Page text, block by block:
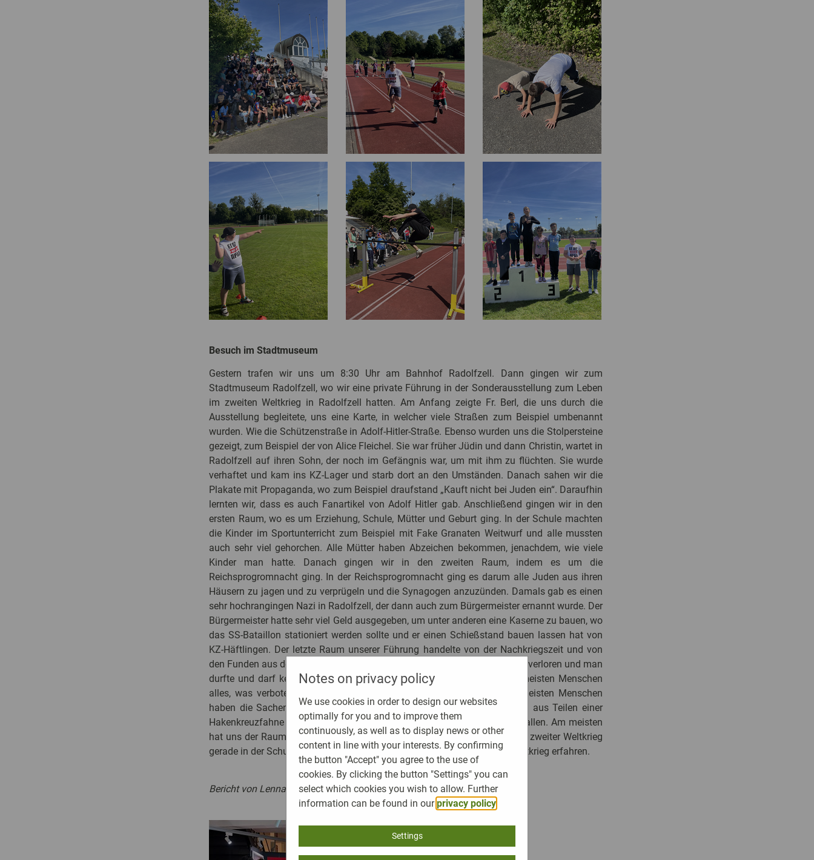
Notes on privacy policy
We use cookies in order to design our websites
optimally for you and to improve them
continuously, as well as to display news or other
content in line with your interests. By confirming
the button "Accept" you agree to the use of
cookies. By clicking the button "Settings" you can
select which cookies you wish to allow. Further
information can be found in ourprivacy policy
Settings
Besuch im Stadtmuseum
Gestern trafen wir uns um 8:30 Uhr am Bahnhof Radolfzell. Dann gingen wir zum
Stadtmuseum Radolfzell, wo wir eine private Führung in der Sonderausstellung zum Leben
im zweiten Weltkrieg in Radolfzell hatten. Am Anfang zeigte Fr. Berl, die uns durch die
Ausstellung begleitete, uns eine Karte, in welcher viele Straßen zum Beispiel umbenannt
wurden. Wie die Schützenstraße in Adolf-Hitler-Straße. Ebenso wurden uns die Stolpersteine
gezeigt, zum Beispiel der von Alice Fleichel. Sie war früher Jüdin und dann Christin, wartet in
Radolfzell auf ihren Sohn, der noch im Gefängnis war, um mit ihm zu flüchten. Sie wurde
verhaftet und kam ins KZ-Lager und starb dort an den Umständen. Danach sahen wir die
Plakate mit Propaganda, wo zum Beispiel draufstand „Kauft nicht bei Juden ein“. Daraufhin
lernten wir, dass es auch Fanartikel von Adolf Hitler gab. Anschließend gingen wir in den
ersten Raum, wo es um Erziehung, Schule, Mütter und Geburt ging. In der Schule machten
die Kinder im Sportunterricht zum Beispiel mit Fake Granaten Weitwurf und alle mussten
auch sehr viel gehorchen. Alle Mütter haben Abzeichen bekommen, jenachdem, wie viele
Kinder man hatte. Danach gingen wir in den zweiten Raum, indem es um die
Reichsprogromnacht ging. In der Reichsprogromnacht ging es darum alle Juden aus ihren
Häusern zu jagen und zu verprügeln und die Synagogen anzuzünden. Damals gab es einen
sehr hochrangingen Nazi in Radolfzell, der dann auch zum Bürgermeister ernannt wurde. Der
Bürgermeister hatte sehr viel Geld ausgegeben, um unter anderen eine Kaserne zu bauen, wo
das SS-Bataillon stationiert werden sollte und er einen Schießstand bauen lassen hat von
KZ-Häftlingen. Der letzte Raum unserer Führung handelte von der Nachkriegszeit und von
den Funden aus dem Bodensee. Deutschland hatte zum Schluss den Krieg verloren und man
durfte und darf keine Hakenkreuze mehr besitzen. Deshalb wollten die meisten Menschen
alles, was verboten wurde, so schnell wie möglich loswerden und die meisten Menschen
haben die Sachen einfach in den Bodensee geworfen oder zum Beispiel aus Teilen einer
Hakenkreuzfahne einen roten Rock genäht. Uns hat die Führung sehr gefallen. Am meisten
hat uns der Raum von der Nachkriegszeit gefallen. Wir haben das Thema zweiter Weltkrieg
gerade in der Schule und wollten noch was über Radolfzell im Zweiten Weltkrieg erfahren.
Bericht von Lennart, Dalan und Joel aus der KOOP 2